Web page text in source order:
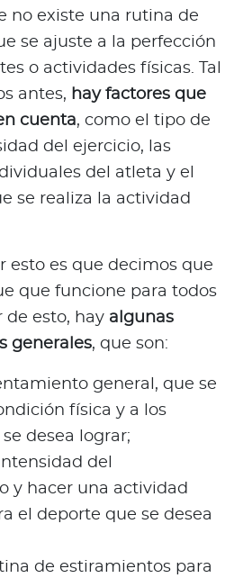
no existe una rutina de
se ajuste a la perfección
o actividades físicas. Tal
antes, hay factores que
cuenta, como el tipo de
del ejercicio, las
del atleta y el
se realiza la actividad
esto es que decimos que
que funcione para todos
de esto, hay algunas
generales, que son:
general, que se
física y a los
desea lograr;
del
y hacer una actividad
el deporte que se desea
de estiramientos para